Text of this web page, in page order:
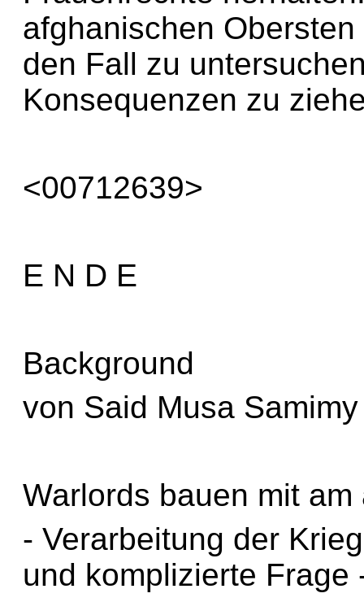
afghanischen
den Fall zu
Konsequenzen zu
<00712639>
E N D E
Background
von Said Musa
Warlords bauen mit
- Verarbeitung der
und komplizierte Frage